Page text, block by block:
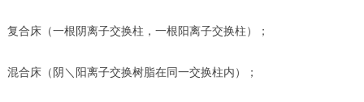
复合床（一根阴离子交换柱，一根阳离子交换柱）；
混合床（阴＼阳离子交换树脂在同一交换柱内）；